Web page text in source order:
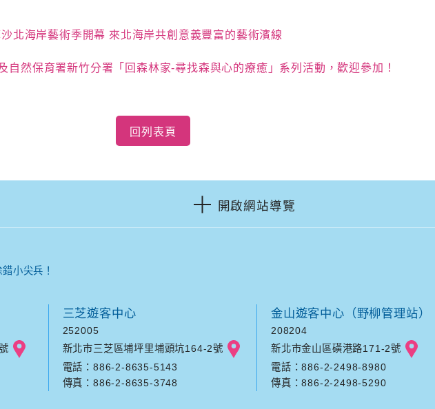
北海岸藝術季開幕 來北海岸共創意義豐富的藝術濱線
自然保育署新竹分署「回森林家-尋找森與心的療癒」系列活動，歡迎參加！
回列表頁
開啟網站導覽
小尖兵！
三芝遊客中心
252005
新北市三芝區埔坪里埔頭坑164-2號
電話：886-2-8635-5143
傳真：886-2-8635-3748
金山遊客中心（野柳管理站）
208204
新北市金山區磺港路171-2號
電話：886-2-2498-8980
傳真：886-2-2498-5290